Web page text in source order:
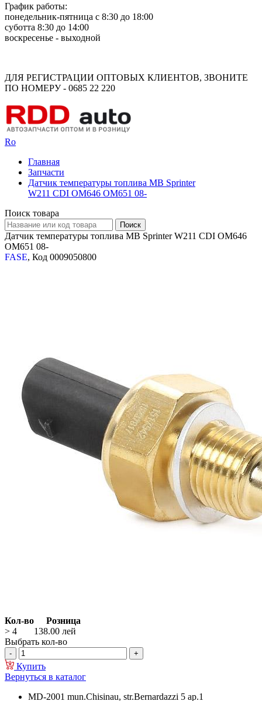
График работы:
понедельник-пятница с 8:30 до 18:00
суботта 8:30 до 14:00
воскресенье - выходной
ДЛЯ РЕГИСТРАЦИИ ОПТОВЫХ КЛИЕНТОВ, ЗВОНИТЕ
ПО НОМЕРУ - 0685 22 220
Ro
Главная
Запчасти
Датчик температуры топлива MB Sprinter
W211 CDI OM646 OM651 08-
Поиск товара
Датчик температуры топлива MB Sprinter W211 CDI OM646
OM651 08-
FASE, Код 0009050800
Кол-во
Розница
> 4
138.00 лей
Выбрать кол-во
Купить
Вернуться в каталог
MD-2001 mun.Chisinau, str.Bernardazzi 5 ap.1